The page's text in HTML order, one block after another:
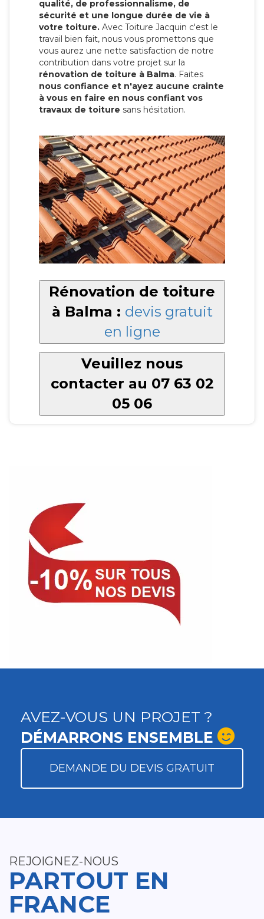
qualité, de professionnalisme, de
sécurité et une longue durée de vie à
votre toiture. Avec Toiture Jacquin c'est le
travail bien fait, nous vous promettons que
vous aurez une nette satisfaction de notre
contribution dans votre projet sur la
rénovation de toiture à Balma. Faites
nous confiance et n'ayez aucune crainte
à vous en faire en nous confiant vos
travaux de toiture sans hésitation.
Rénovation de toiture
à Balma : devis gratuit
en ligne
Veuillez nous
contacter au 07 63 02
05 06
AVEZ-VOUS UN PROJET ?
DÉMARRONS ENSEMBLE
DEMANDE DU DEVIS GRATUIT
REJOIGNEZ-NOUS
PARTOUT EN
FRANCE